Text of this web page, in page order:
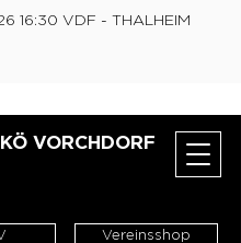
VORCHDORF
Vereinsshop
16:30 VDF - THALHEIM